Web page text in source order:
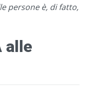
persone è, di fatto,
alle